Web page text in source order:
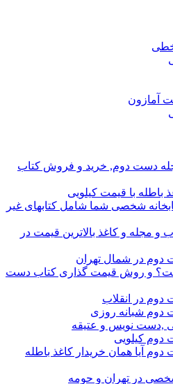
آمازون
دست دوم, خرید و فروش کتاب
باطله با قیمت کیلویی
شخصی شما شامل کتابهای غیر
و مجله و کاغذ بالاترین قیمت در
دوم در شمال تهران
و روش قیمت گذاری کتاب دست
دوم در انقلاب
دوم شبانه روزی
,دست نویس و عتیقه
دوم کیلویی
آیا همان خریدار کاغذ باطله
شخصی در تهران و حومه